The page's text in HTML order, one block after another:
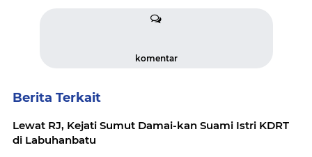
komentar
Berita Terkait
Lewat RJ, Kejati Sumut Damai-kan Suami Istri KDRT
di Labuhanbatu